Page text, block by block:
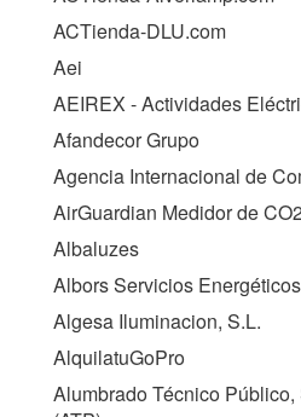
ACTienda-DLU.com
Aei
AEIREX - Actividades
Afandecor Grupo
Agencia Internacional de
AirGuardian Medidor de
Albaluzes
Albors Servicios Energéticos
Algesa Iluminacion, S.L.
AlquilatuGoPro
Alumbrado Técnico